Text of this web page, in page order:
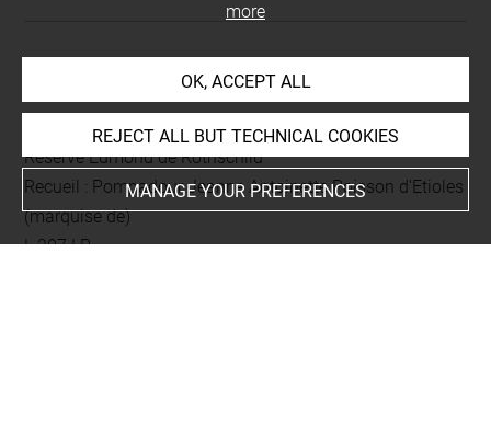
Current location
Réserve Edmond de Rothschild
Recueil : Pompadour Jeanne Antoinette Poisson d'Etioles
(marquise de)
L 207 LR
more
OK, ACCEPT ALL
REJECT ALL BUT TECHNICAL COOKIES
MANAGE YOUR PREFERENCES